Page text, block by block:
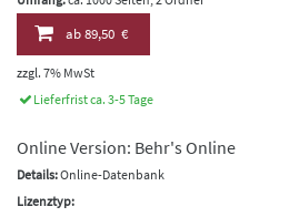
ab89,50 €
zzgl. 7% MwSt
Lieferfrist ca. 3-5 Tage
Online Version: Behr's Online
Details:Online-Datenbank
Lizenztyp: